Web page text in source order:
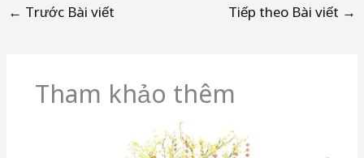
← Trước Bài viết Tiếp theo Bài viết →
Tham khảo thêm